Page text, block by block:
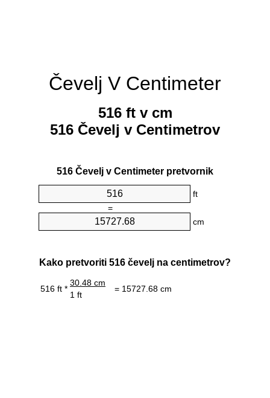
Čevelj V Centimeter
516 ft v cm
516 Čevelj v Centimetrov
516 Čevelj v Centimeter pretvornik
ft
=
cm
Kako pretvoriti 516 čevelj na centimetrov?
516 ft *
30.48 cm
= 15727.68 cm
1 ft